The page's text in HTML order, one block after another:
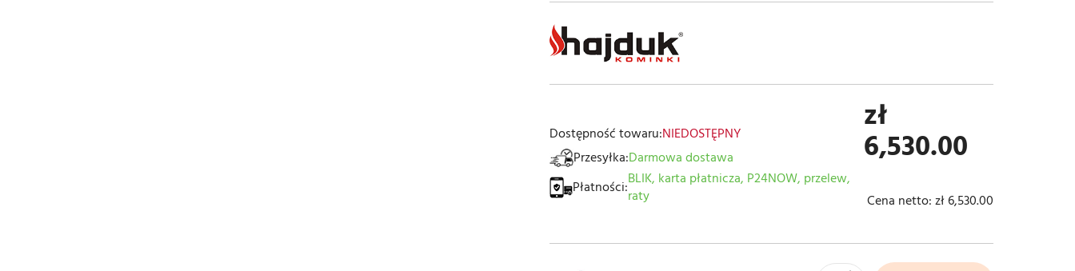
Dostępność towaru:NIEDOSTĘPNY
Przesyłka:Darmowa dostawa
Płatności:BLIK, karta płatnicza, P24NOW, przelew,
raty
zł
6,530.00
Cena netto:zł 6,530.00